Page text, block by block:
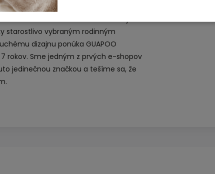
mama dvoch detí, ktoré ju k tvorbe
v roku 2016. Značka GUAPOO je
starostlivo vybraným rodinným
dizajnu ponúka GUAPOO
rokov. Sme jedným z prvých e-shopov
jedinečnou značkou a tešíme sa, že